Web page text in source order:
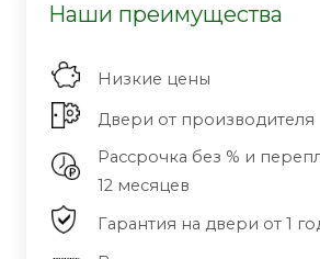
Наши преимущества
Низкие цены
Двери от производителя
Рассрочка без % и
12 месяцев
Гарантия на двери от 1